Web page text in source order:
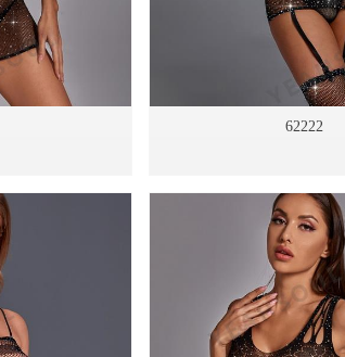
62222